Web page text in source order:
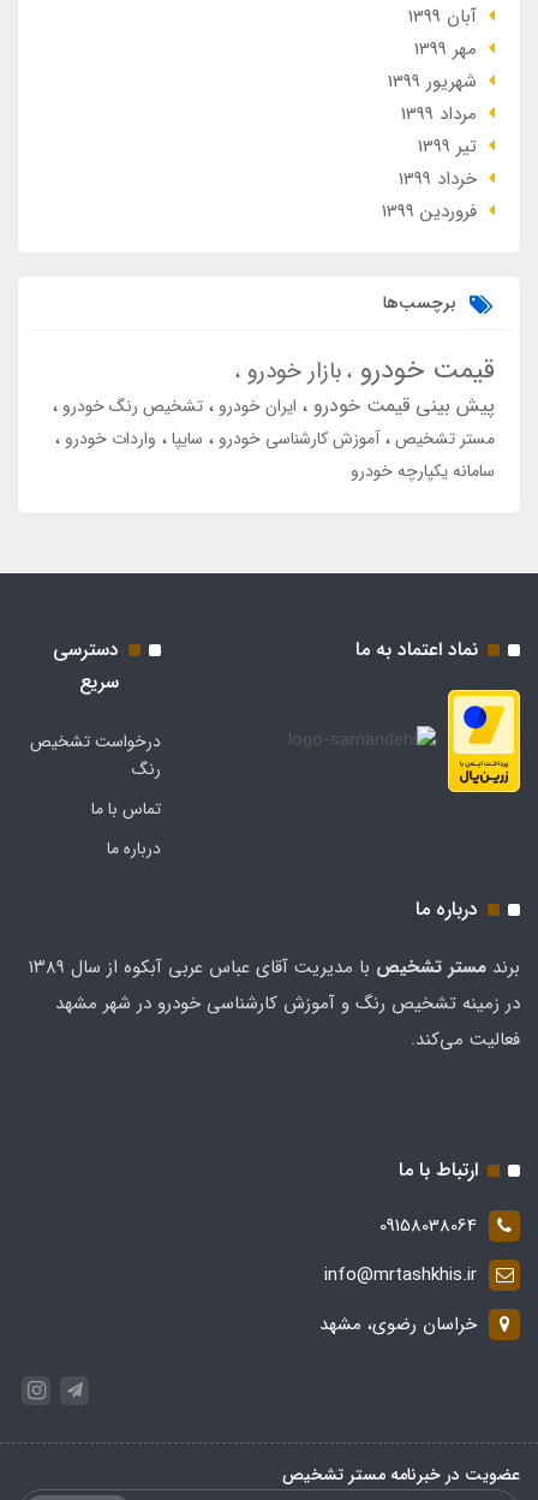
آبان 1399
مهر 1399
شهریور 1399
مرداد 1399
تير 1399
خرداد 1399
فروردین 1399
برچسب‌ها
قیمت خودرو بازار خودرو
پیش بینی قیمت خودرو ایران خودرو
تشخیص رنگ خودرو
مستر تشخیص آموزش کارشناسی خودرو سایپا
واردات خودرو
سامانه یکپارچه خودرو
نماد اعتماد به ما
دسترسی
سریع
درخواست تشخیص
رنگ
تماس با ما
درباره ما
درباره ما
برند مستر تشخيص
با مدیریت آقای عباس عربی آبکوه از سال ۱۳۸۹
در زمینه تشخیص رنگ و آموزش کارشناسی خودرو در شهر مشهد
فعالیت می‌کند.
ارتباط با ما
09158038064
info@mrtashkhis.ir
خراسان رضوی، مشهد
عضویت در خبرنامه مستر تشخیص